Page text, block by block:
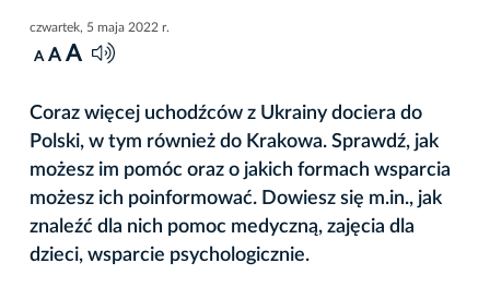
czwartek, 5 maja 2022 r.
A A A
Coraz więcej uchodźców z Ukrainy dociera do
Polski, w tym również do Krakowa. Sprawdź, jak
możesz im pomóc oraz o jakich formach wsparcia
możesz ich poinformować. Dowiesz się m.in., jak
znaleźć dla nich pomoc medyczną, zajęcia dla
dzieci, wsparcie psychologicznie.